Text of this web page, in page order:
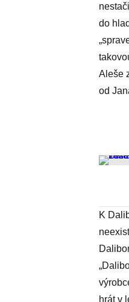
do
Aleše
od
K
hrát v